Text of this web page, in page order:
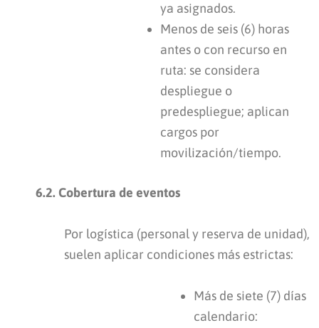
ya asignados.
Menos de seis (6) horas
antes o con recurso en
ruta: se considera
despliegue o
predespliegue; aplican
cargos por
movilización/tiempo.
6.2. Cobertura de eventos
Por logística (personal y reserva de unidad),
suelen aplicar condiciones más estrictas:
Más de siete (7) días
calendario: